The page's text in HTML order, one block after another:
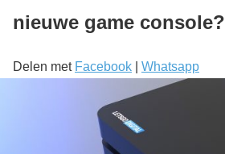
nieuwe game console?
Delen met Facebook Whatsapp